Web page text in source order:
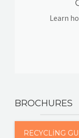
Learn
BROCHURES
RECYCLING